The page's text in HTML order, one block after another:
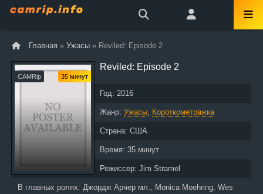
Главная » Ужасы » Reviled: Episode 2
CAMRip 35 минут
Reviled: Episode 2
Год: 2016
Жанр: Ужасы, Короткометражка
Страна: США
Время: 35 минут
Режиссер: Jim Stramel
В главных ролях: Джордж Арчер мл., Monica Moehring, Wes